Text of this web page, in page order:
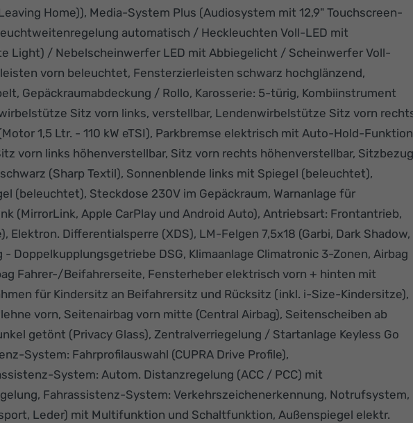
Home)), Media-System Plus (Audiosystem mit 12,9" Touchscreen-
automatisch / Heckleuchten Voll-LED mit
Light) / Nebelscheinwerfer LED mit Abbiegelicht / Scheinwerfer Voll-
vorn beleuchtet, Fensterzierleisten schwarz hochglänzend,
Gepäckraumabdeckung / Rollo, Karosserie: 5-türig, Kombiinstrument
Sitz vorn links, verstellbar, Lendenwirbelstütze Sitz vorn
1,5 Ltr. - 110 kW eTSI), Parkbremse elektrisch mit Auto-Hold-
vorn links höhenverstellbar, Sitz vorn rechts höhenverstellbar, Sitzbezug
(Sharp Textil), Sonnenblende links mit Spiegel (beleuchtet),
(beleuchtet), Steckdose 230V im Gepäckraum, Warnanlage für
(MirrorLink, Apple CarPlay und Android Auto), Antriebsart: Frontantrieb,
Elektron. Differentialsperre (XDS), LM-Felgen 7,5x18 (Garbi, Dark Shadow,
Doppelkupplungsgetriebe DSG, Klimaanlage Climatronic 3-Zonen, Airbag
Fahrer-/Beifahrerseite, Fensterheber elektrisch vorn + hinten mit
für Kindersitz an Beifahrersitz und Rücksitz (inkl. i-Size-Kindersitze),
vorn, Seitenairbag vorn mitte (Central Airbag), Seitenscheiben ab
getönt (Privacy Glass), Zentralverriegelung / Startanlage Keyless Go
System: Fahrprofilauswahl (CUPRA Drive Profile),
System: Autom. Distanzregelung (ACC / PCC) mit
Fahrassistenz-System: Verkehrszeichenerkennung, Notrufsystem,
Leder) mit Multifunktion und Schaltfunktion, Außenspiegel elektr.